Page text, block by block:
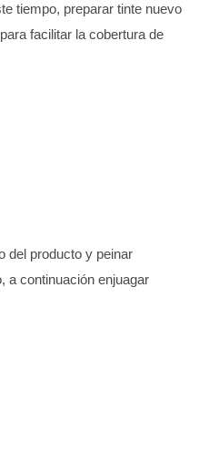
tiempo, preparar tinte nuevo
facilitar la cobertura de
del producto y peinar
a continuación enjuagar